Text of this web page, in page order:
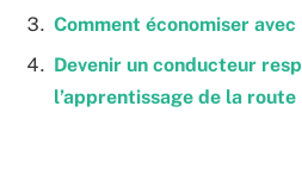
Comment économiser
Devenir un conducteur
l’apprentissage de la route